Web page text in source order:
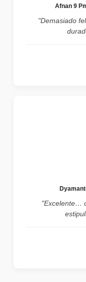
Afnan 9
"Demasiado
"Excelente…